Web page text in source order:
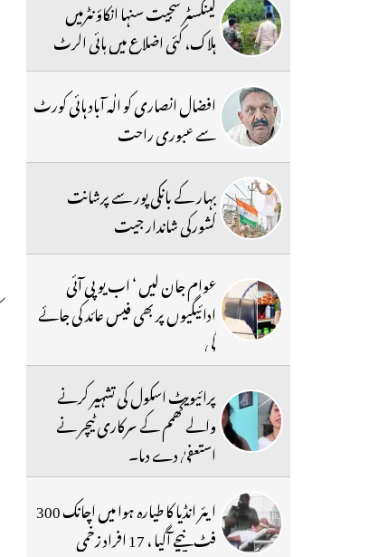
گینگسٹر سجیت سنہا انکاؤنٹرمیں
ہلاک، کئی اضلاع میں ہائی الرٹ
افضال انصاری کو الٰہ آباد ہائی کورٹ
سے عبوری راحت
بہار کے بانکی پور سے پرشانت
کشورکی شاندار جیت
عوام جان لیں ‘ اب یو پی آئی
ادائیگیوں پر بھی فیس عائد کی جائے
گی
پرائیویٹ اسکول کی تشہیر کرنے
والے کھمم کے سرکاری ٹیچر نے
استعفیٰ دے دیا۔
ایئر انڈیا کا طیارہ ہوا میں اچانک 300
فٹ نیچے آگیا ، 17 افراد زخمی